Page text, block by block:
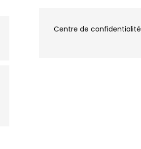
Centre de confidentialité